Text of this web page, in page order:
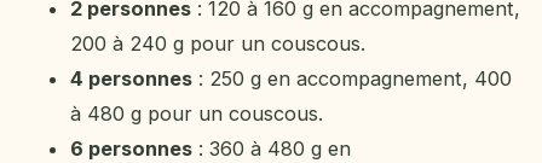
2 personnes : 120 à 160 g en accompagnement,
200 à 240 g pour un couscous.
4 personnes : 250 g en accompagnement, 400
à 480 g pour un couscous.
6 personnes : 360 à 480 g en